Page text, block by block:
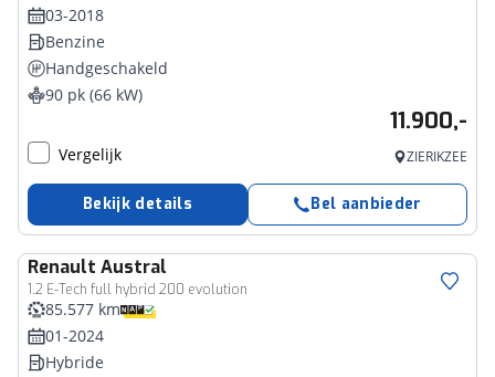
03-2018
Benzine
Handgeschakeld
90 pk (66 kW)
11.900,-
Vergelijk ZIERIKZEE
Bekijk details Bel aanbieder
Renault Austral
1.2 E-Tech full hybrid 200 evolution
85.577 km
01-2024
Hybride